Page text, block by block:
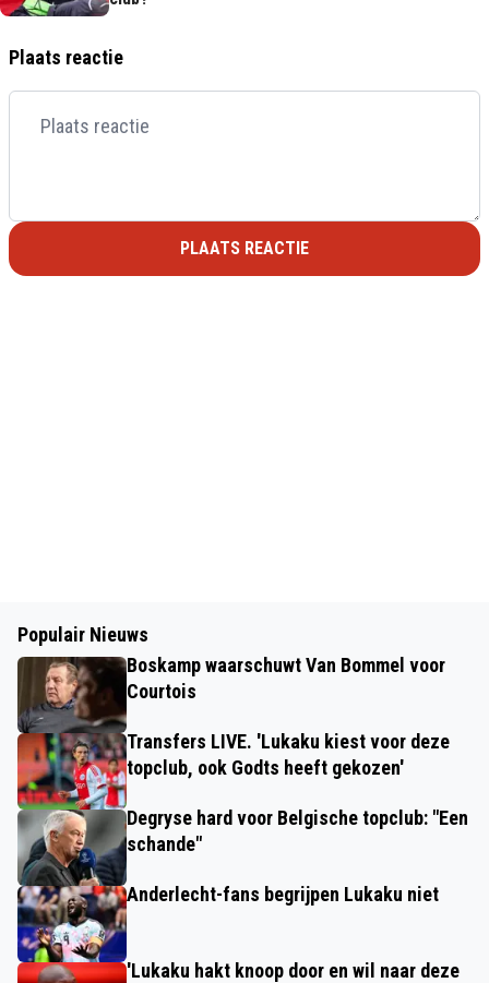
Plaats reactie
PLAATS REACTIE
Populair Nieuws
Boskamp waarschuwt Van Bommel voor
Courtois
Transfers LIVE. 'Lukaku kiest voor deze
topclub, ook Godts heeft gekozen'
Degryse hard voor Belgische topclub: "Een
schande"
Anderlecht-fans begrijpen Lukaku niet
'Lukaku hakt knoop door en wil naar deze